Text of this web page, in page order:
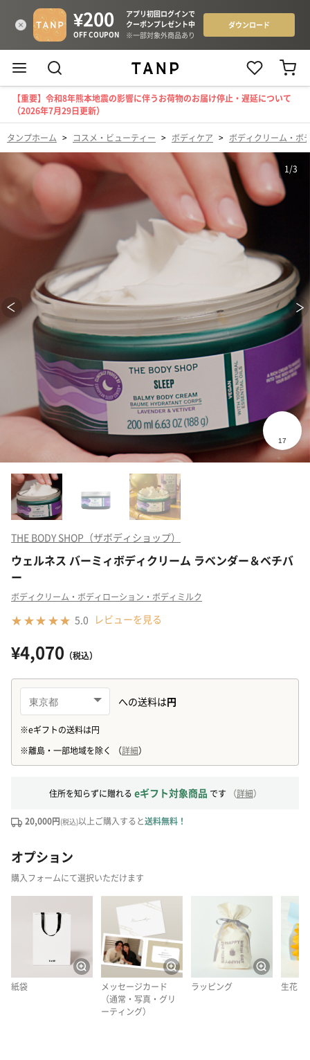
【重要】令和8年熊本地震の影響に伴うお荷物のお届け停止・遅延について
（2026年7月29日更新）
タンプホーム > コスメ・ビューティー > ボディケア > ボディクリーム・ボ
1/3
THE BODY SHOP（ザボディショップ）
ウェルネス バーミィボディクリーム ラベンダー＆ベチバ
ー
ボディクリーム・ボディローション・ボディミルク
5.0 レビューを見る
¥4,070 （税込）
住所を知らずに贈れる eギフト対象商品 です （詳細）
20,000円(税込)以上ご購入すると送料無料！
オプション
購入フォームにて選択いただけます
紙袋
メッセージカード
（通常・写真・グリ
ーティング）
ラッピング 生花